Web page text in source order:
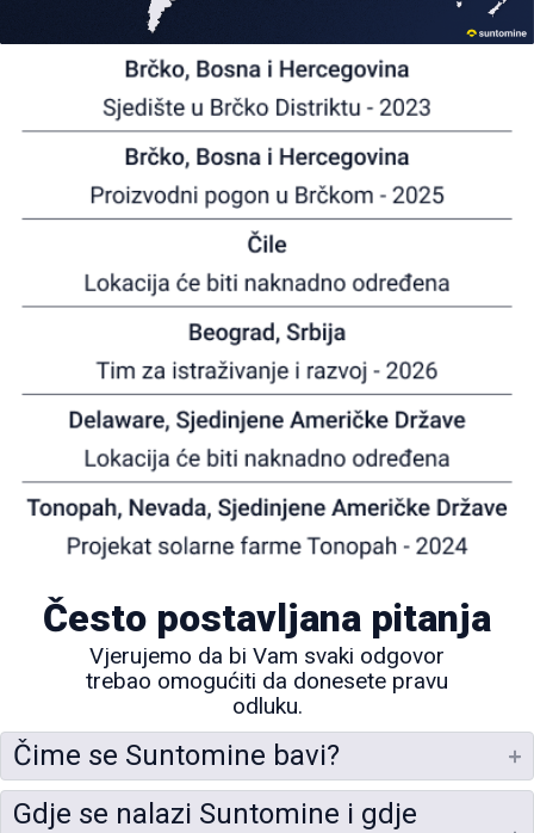
Često postavljana pitanja
Vjerujemo da bi Vam svaki odgovor
trebao omogućiti da donesete pravu
odluku.
Čime se Suntomine bavi?
Gdje se nalazi Suntomine i gdje